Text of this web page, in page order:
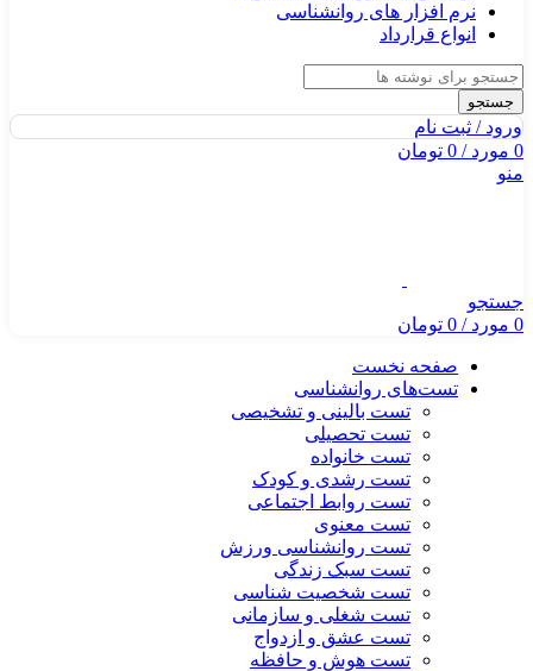
نرم افزار های روانشناسی
انواع قرارداد
جستجو
ورود / ثبت نام
0 مورد/
0 تومان
منو
جستجو
0 مورد/
0 تومان
صفحه نخست
تست‌های روانشناسی
تست بالینی و تشخیصی
تست تحصیلی
تست خانواده
تست رشدی و کودک
تست روابط اجتماعی
تست معنوی
تست روانشناسی ورزش
تست سبک زندگی
تست شخصیت شناسی
تست شغلی و سازمانی
تست عشق و ازدواج
تست هوش و حافظه